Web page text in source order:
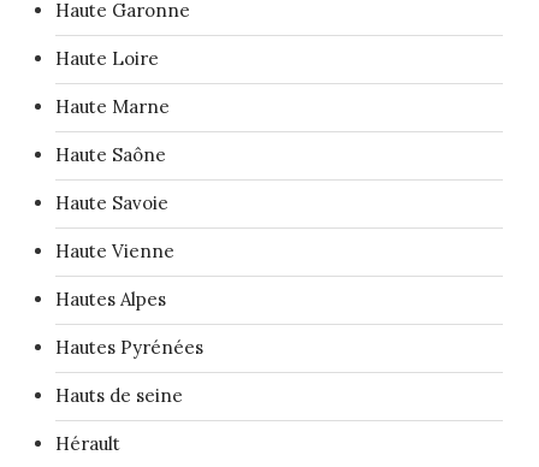
Haute Garonne
Haute Loire
Haute Marne
Haute Saône
Haute Savoie
Haute Vienne
Hautes Alpes
Hautes Pyrénées
Hauts de seine
Hérault